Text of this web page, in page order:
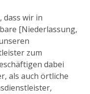
dass wir in
[Niederlassung,
zum
dabei
als auch örtliche